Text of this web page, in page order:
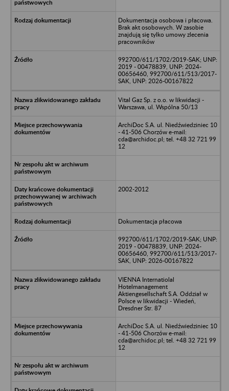
Dokumentacja osobowa i płacowa.
Brak akt osobowych. W zasobie
znajdują się tylko umowy zlecenia
pracowników
992700/611/1702/2019-SAK; UNP:
2019 - 00478839, UNP: 2024-
00656460, 992700/611/513/2017-
SAK, UNP: 2026-00167822
Vital Gaz Sp. z o.o. w likwidacji -
Warszawa, ul. Wspólna 50/13
ArchiDoc S.A. ul. Niedźwiedziniec 10
- 41-506 Chorzów e-mail:
cda@archidoc.pl; tel. +48 32 721 99
12
2002-2012
Dokumentacja płacowa
992700/611/1702/2019-SAK; UNP:
2019 - 00478839, UNP: 2024-
00656460, 992700/611/513/2017-
SAK, UNP: 2026-00167822
VIENNA Internatiolal
Hotelmanagement
Aktiengesellschaft S.A. Oddział w
Polsce w likwidacji - Wiedeń,
Dresdner Str. 87
ArchiDoc S.A. ul. Niedźwiedziniec 10
- 41-506 Chorzów e-mail:
cda@archidoc.pl; tel. +48 32 721 99
12